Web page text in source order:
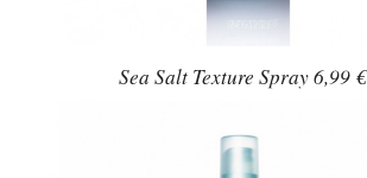
Sea Salt Texture Spray 6,99 €